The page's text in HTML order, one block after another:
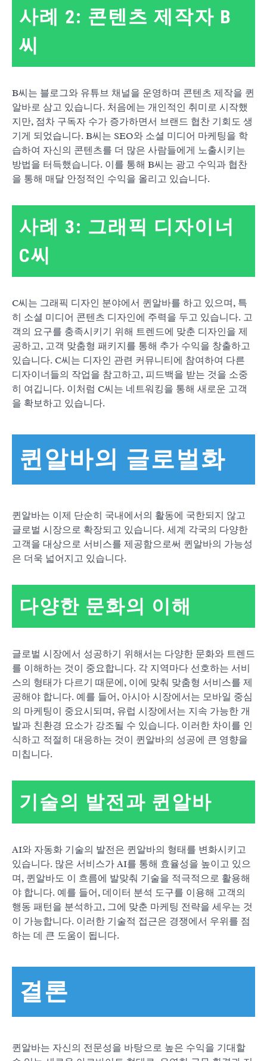
사례 2: 콘텐츠 제작자 B
씨
B씨는 블로그와 유튜브 채널을 운영하며 콘텐츠 제작을 퀸
알바로 삼고 있습니다. 처음에는 개인적인 취미로 시작했
지만, 점차 구독자 수가 증가하면서 브랜드 협찬 기회도 생
기게 되었습니다. B씨는 SEO와 소셜 미디어 마케팅을 학
습하여 자신의 콘텐츠를 더 많은 사람들에게 노출시키는
방법을 터득했습니다. 이를 통해 B씨는 광고 수익과 협찬
을 통해 매달 안정적인 수익을 올리고 있습니다.
사례 3: 그래픽 디자이너
C씨
C씨는 그래픽 디자인 분야에서 퀸알바를 하고 있으며, 특
히 소셜 미디어 콘텐츠 디자인에 주력을 두고 있습니다. 고
객의 요구를 충족시키기 위해 트렌드에 맞춘 디자인을 제
공하고, 고객 맞춤형 패키지를 통해 추가 수익을 창출하고
있습니다. C씨는 디자인 관련 커뮤니티에 참여하여 다른
디자이너들의 작업을 참고하고, 피드백을 받는 것을 소중
히 여깁니다. 이처럼 C씨는 네트워킹을 통해 새로운 고객
을 확보하고 있습니다.
퀸알바의 글로벌화
퀸알바는 이제 단순히 국내에서의 활동에 국한되지 않고
글로벌 시장으로 확장되고 있습니다. 세계 각국의 다양한
고객을 대상으로 서비스를 제공함으로써 퀸알바의 가능성
은 더욱 넓어지고 있습니다.
다양한 문화의 이해
글로벌 시장에서 성공하기 위해서는 다양한 문화와 트렌드
를 이해하는 것이 중요합니다. 각 지역마다 선호하는 서비
스의 형태가 다르기 때문에, 이에 맞춰 맞춤형 서비스를 제
공해야 합니다. 예를 들어, 아시아 시장에서는 모바일 중심
의 마케팅이 중요시되며, 유럽 시장에서는 지속 가능한 개
발과 친환경 요소가 강조될 수 있습니다. 이러한 차이를 인
식하고 적절히 대응하는 것이 퀸알바의 성공에 큰 영향을
미칩니다.
기술의 발전과 퀸알바
AI와 자동화 기술의 발전은 퀸알바의 형태를 변화시키고
있습니다. 많은 서비스가 AI를 통해 효율성을 높이고 있으
며, 퀸알바도 이 흐름에 발맞춰 기술을 적극적으로 활용해
야 합니다. 예를 들어, 데이터 분석 도구를 이용해 고객의
행동 패턴을 분석하고, 그에 맞춘 마케팅 전략을 세우는 것
이 가능합니다. 이러한 기술적 접근은 경쟁에서 우위를 점
하는 데 큰 도움이 됩니다.
결론
퀸알바는 자신의 전문성을 바탕으로 높은 수익을 기대할